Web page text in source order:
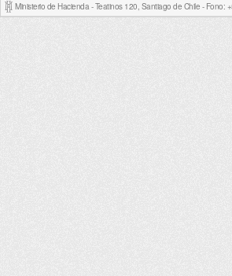
Ministerio de Hacienda - Teatinos 120, Santiago de Chile - Fono: